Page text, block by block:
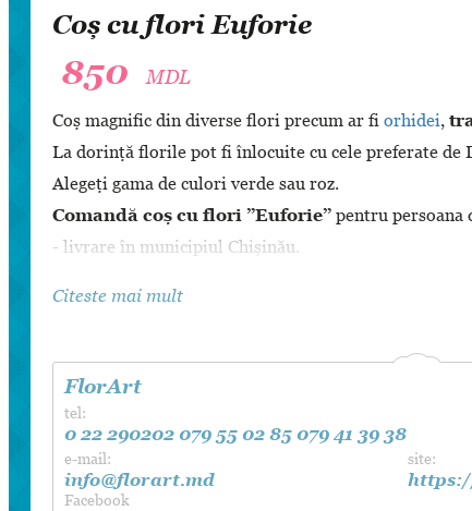
Moderatori
Dansul Mirilor
Coș cu flori Euforie
850 MDL
Coș magnific din diverse flori precum ar fi orhidei,
La dorință florile pot fi înlocuite cu cele preferate de
Alegeți gama de culori verde sau roz.
Comandă coș cu flori ”Euforie” pentru persoana
- livrare în municipiul Chișinău.
Citeste mai mult
FlorArt
tel:
0 22 290202 079 55 02 85 079 41 39 38
e-mail:
info@florart.md
site:
Facebook